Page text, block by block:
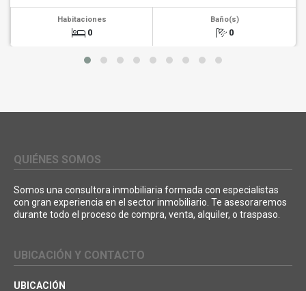
Habitaciones
0
Baño(s)
0
QUIÉNES SOMOS
Somos una consultora inmobiliaria formada con especialistas
con gran experiencia en el sector inmobiliario. Te asesoraremos
durante todo el proceso de compra, venta, alquiler, o traspaso.